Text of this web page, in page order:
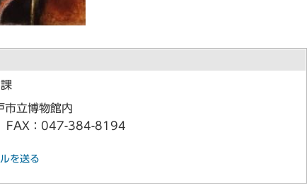
立博物館内
：047-384-8194
を送る